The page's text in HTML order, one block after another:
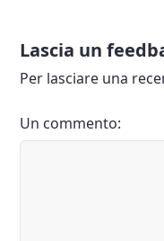
Lascia un
Per lasciare una
Un commento: